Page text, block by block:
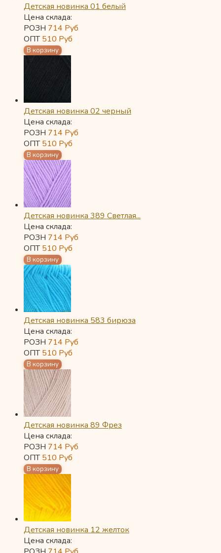
Детская новинка 01 белый
Цена склада:
РОЗН 714 Руб
ОПТ510 Руб
Детская новинка 02 черный
Цена склада:
РОЗН 714 Руб
ОПТ510 Руб
Детская новинка 389 Светлая...
Цена склада:
РОЗН 714 Руб
ОПТ510 Руб
Детская новинка 583 бирюза
Цена склада:
РОЗН 714 Руб
ОПТ510 Руб
Детская новинка 89 Фрез
Цена склада:
РОЗН 714 Руб
ОПТ510 Руб
Детская новинка 12 желток
Цена склада: